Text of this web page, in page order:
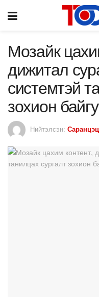
Мозайк
дижитал
системтэй
зохион
Нийтэлсэн: